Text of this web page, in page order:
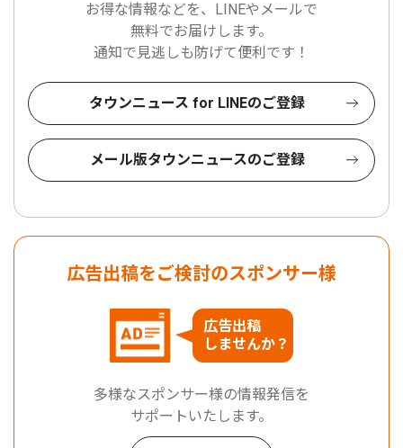
お得な情報などを、LINEやメールで
無料でお届けします。
通知で見逃しも防げて便利です！
タウンニュース for LINEのご登録
メール版タウンニュースのご登録
広告出稿をご検討のスポンサー様
広告出稿
しませんか？
多様なスポンサー様の情報発信を
サポートいたします。